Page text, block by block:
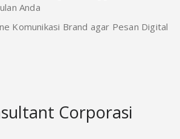
Anda
Komunikasi Brand agar Pesan Digital
Corporasi